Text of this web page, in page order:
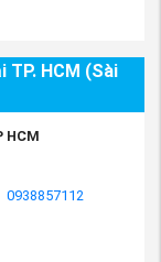
TP. HCM (Sài
HCM
0938857112